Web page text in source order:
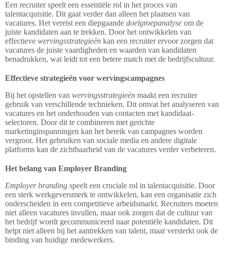
Een recruiter speelt een essentiële rol in het proces van
talentacquisitie. Dit gaat verder dan alleen het plaatsen van
vacatures. Het vereist een diepgaande doelgroepanalyse om de
juiste kandidaten aan te trekken. Door het ontwikkelen van
effectieve wervingsstrategieën kan een recruiter ervoor zorgen dat
vacatures de juiste vaardigheden en waarden van kandidaten
benadrukken, wat leidt tot een betere match met de bedrijfscultuur.
Effectieve strategieën voor wervingscampagnes
Bij het opstellen van wervingsstrategieën maakt een recruiter
gebruik van verschillende technieken. Dit omvat het analyseren van
vacatures en het onderhouden van contacten met kandidaat-
selectoren. Door dit te combineren met gerichte
marketinginspanningen kan het bereik van campagnes worden
vergroot. Het gebruiken van sociale media en andere digitale
platforms kan de zichtbaarheid van de vacatures verder verbeteren.
Het belang van Employer Branding
Employer branding speelt een cruciale rol in talentacquisitie. Door
een sterk werkgeversmerk te ontwikkelen, kan een organisatie zich
onderscheiden in een competitieve arbeidsmarkt. Recruiters moeten
niet alleen vacatures invullen, maar ook zorgen dat de cultuur van
het bedrijf wordt gecommuniceerd naar potentiële kandidaten. Dit
helpt niet alleen bij het aantrekken van talent, maar versterkt ook de
binding van huidige medewerkers.